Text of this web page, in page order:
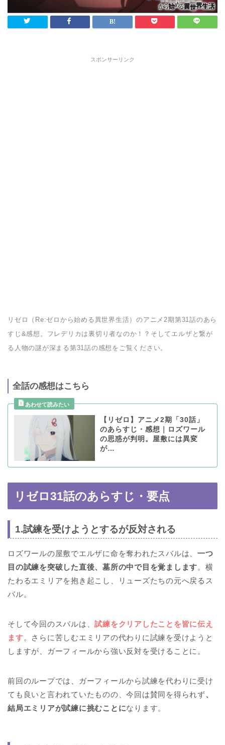
スポンサーリンク
リゼロ（Re:ゼロから始める異世界生活）のアニメ2期第31話のあら
すじ&感想。フレデリカは裏切り者なのか！？そしてエルザと繋が
る人物の謎が深まる第31話の感想をご覧ください。
全話の感想はこちら
【リゼロ】アニメ2期「30話」
のあらすじ・感想｜ロズワール
の思惑が判明。屋敷には異変
が…
リゼロ31話のあらすじ・要点
1.試練を受けようとするが反対される
ロズワールの屋敷でエルザに命を奪われたスバルは、一つ
目の試練を突破した直後、墓所の中で目を覚まします。横
たわるエミリアを抱き起こし、リューズたちの元へ戻るス
バル。
そして今回のスバルは、試練をクリアしたことを皆に伝え
ます。さらに苦しむエミリアの代わりに試練を受けようと
しますが、ガーフィールから強い反対を受けることに。
前回のループでは、ガーフィールから試練を代わりに受け
ても良いと言われていたものの、今回は賛同を得られず、
結局エミリアが試練に挑むことになります。